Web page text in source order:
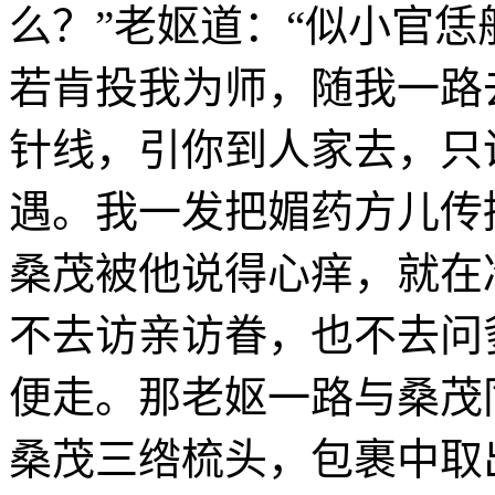
么？”老妪道：“似小官
若肯投我为师，随我一
针线，引你到人家去，
遇。我一发把媚药方儿
桑茂被他说得心痒，就
不去访亲访眷，也不去
便走。那老妪一路与桑
桑茂三绺梳头，包裹中